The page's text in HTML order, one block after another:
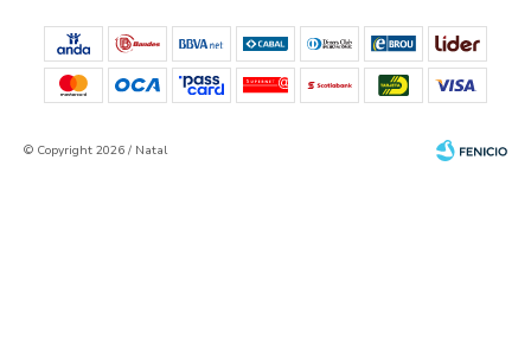
© Copyright 2026 / Natal